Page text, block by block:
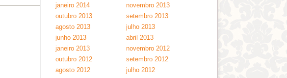
janeiro 2014
novembro 2013
outubro 2013
setembro 2013
agosto 2013
julho 2013
junho 2013
abril 2013
janeiro 2013
novembro 2012
outubro 2012
setembro 2012
agosto 2012
julho 2012